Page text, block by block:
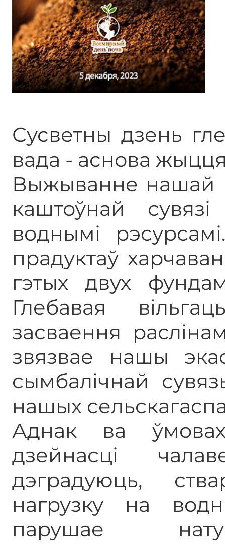
Сусветны дзень
вада - аснова
Выжыванне нашай
каштоўнай
воднымі
прадуктаў
гэтых двух
Глебавая
засваення
звязвае нашы
сымбалічнай
нашых
Аднак ва
дзейнасці
дэградуюць,
нагрузку на
парушае